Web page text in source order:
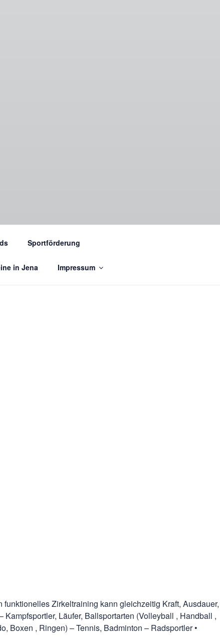
Sportförderung
in Jena Impressum
Zirkeltraining kann gleichzeitig Kraft, Ausdauer,
Läufer, Ballsportarten (Volleyball , Handball ,
Boxen , Ringen) – Tennis, Badminton – Radsportler •